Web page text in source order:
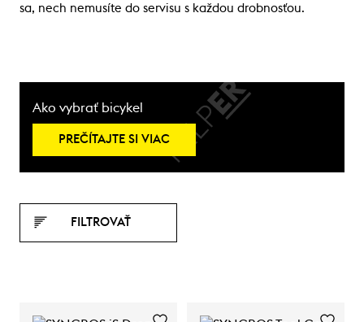
sa, nech nemusíte do servisu s každou drobnosťou.
Ako vybrať bicykel
PREČÍTAJTE SI VIAC
FILTROVAŤ